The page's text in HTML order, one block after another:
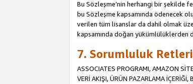
Bu Sözleşme’nin herhangi bir şekilde
bu Sözleşme kapsamında ödenecek
verilen tüm lisanslar da dahil olmak
kapsamında doğan yükümlülüklerden
7. Sorumluluk Retleri
ASSOCIATES PROGRAMI, AMAZON
VERİ AKIŞI, ÜRÜN PAZARLAMA